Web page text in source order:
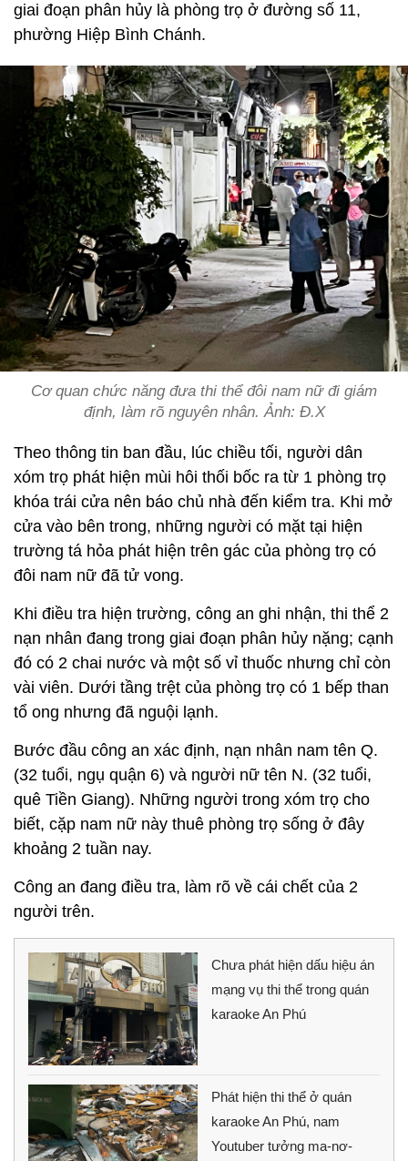
giai đoạn phân hủy là phòng trọ ở đường số 11,
phường Hiệp Bình Chánh.
Cơ quan chức năng đưa thi thể đôi nam nữ đi giám
định, làm rõ nguyên nhân. Ảnh: Đ.X
Theo thông tin ban đầu, lúc chiều tối, người dân
xóm trọ phát hiện mùi hôi thối bốc ra từ 1 phòng trọ
khóa trái cửa nên báo chủ nhà đến kiểm tra. Khi mở
cửa vào bên trong, những người có mặt tại hiện
trường tá hỏa phát hiện trên gác của phòng trọ có
đôi nam nữ đã tử vong.
Khi điều tra hiện trường, công an ghi nhận, thi thể 2
nạn nhân đang trong giai đoạn phân hủy nặng; cạnh
đó có 2 chai nước và một số vỉ thuốc nhưng chỉ còn
vài viên. Dưới tầng trệt của phòng trọ có 1 bếp than
tổ ong nhưng đã nguội lạnh.
Bước đầu công an xác định, nạn nhân nam tên Q.
(32 tuổi, ngụ quận 6) và người nữ tên N. (32 tuổi,
quê Tiền Giang). Những người trong xóm trọ cho
biết, cặp nam nữ này thuê phòng trọ sống ở đây
khoảng 2 tuần nay.
Công an đang điều tra, làm rõ về cái chết của 2
người trên.
Chưa phát hiện dấu hiệu án
mạng vụ thi thể trong quán
karaoke An Phú
Phát hiện thi thể ở quán
karaoke An Phú, nam
Youtuber tưởng ma-nơ-